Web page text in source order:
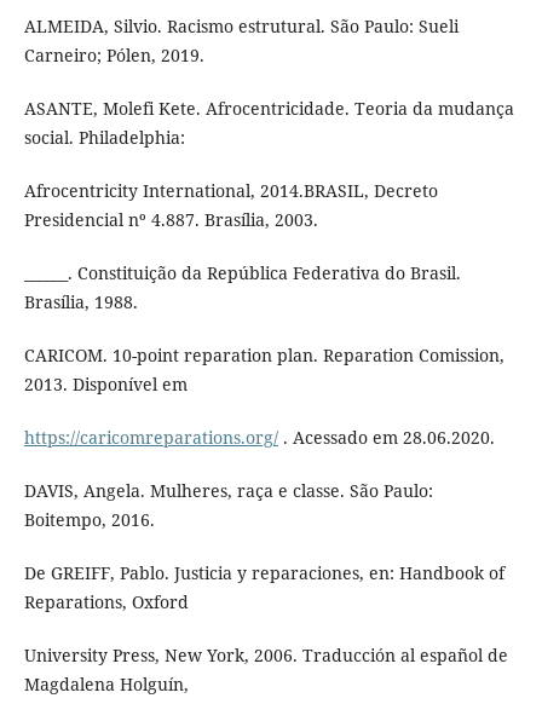
ALMEIDA, Silvio. Racismo estrutural. São Paulo: Sueli
Carneiro; Pólen, 2019.
ASANTE, Molefi Kete. Afrocentricidade. Teoria da mudança
social. Philadelphia:
Afrocentricity International, 2014.BRASIL, Decreto
Presidencial nº 4.887. Brasília, 2003.
______. Constituição da República Federativa do Brasil.
Brasília, 1988.
CARICOM. 10-point reparation plan. Reparation Comission,
2013. Disponível em
https://caricomreparations.org/. Acessado em 28.06.2020.
DAVIS, Angela. Mulheres, raça e classe. São Paulo:
Boitempo, 2016.
De GREIFF, Pablo. Justicia y reparaciones, en: Handbook of
Reparations, Oxford
University Press, New York, 2006. Traducción al español de
Magdalena Holguín,